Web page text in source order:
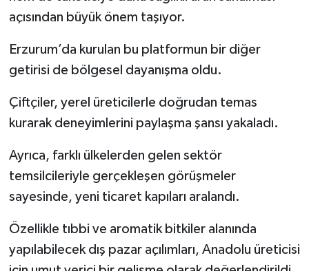
açısından büyük önem taşıyor.
Erzurum’da kurulan bu platformun bir diğer
getirisi de bölgesel dayanışma oldu.
Çiftçiler, yerel üreticilerle doğrudan temas
kurarak deneyimlerini paylaşma şansı yakaladı.
Ayrıca, farklı ülkelerden gelen sektör
temsilcileriyle gerçekleşen görüşmeler
sayesinde, yeni ticaret kapıları aralandı.
Özellikle tıbbi ve aromatik bitkiler alanında
yapılabilecek dış pazar açılımları, Anadolu üreticisi